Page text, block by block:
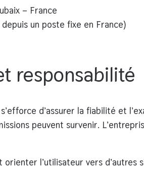
– France
un poste fixe en France)
responsabilité
d’assurer la fiabilité et
peuvent survenir.
l’utilisateur vers d’autres